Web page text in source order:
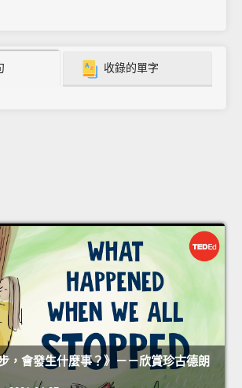
收錄的單字
，會發生什麼事？》－－欣賞珍古德朗